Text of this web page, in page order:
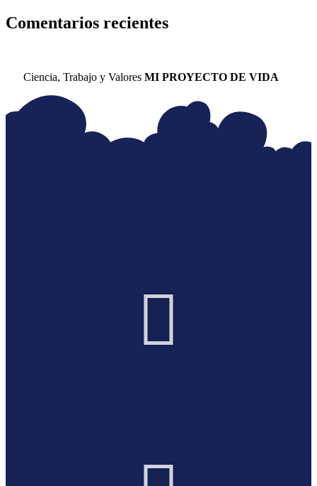
Comentarios recientes
Ciencia, Trabajo y Valores MI PROYECTO DE VIDA